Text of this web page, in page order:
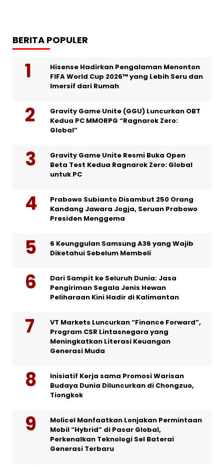
BERITA POPULER
Hisense Hadirkan Pengalaman Menonton
FIFA World Cup 2026™ yang Lebih Seru dan
Imersif dari Rumah
Gravity Game Unite (GGU) Luncurkan OBT
Kedua PC MMORPG “Ragnarok Zero:
Global”
Gravity Game Unite Resmi Buka Open
Beta Test Kedua Ragnarok Zero: Global
untuk PC
Prabowo Subianto Disambut 250 Orang
Kandang Jawara Jogja, Seruan Prabowo
Presiden Menggema
6 Keunggulan Samsung A36 yang Wajib
Diketahui Sebelum Membeli
Dari Sampit ke Seluruh Dunia: Jasa
Pengiriman Segala Jenis Hewan
Peliharaan Kini Hadir di Kalimantan
VT Markets Luncurkan “Finance Forward”,
Program CSR Lintasnegara yang
Meningkatkan Literasi Keuangan
Generasi Muda
Inisiatif Kerja sama Promosi Warisan
Budaya Dunia Diluncurkan di Chongzuo,
Tiongkok
Molicel Manfaatkan Lonjakan Permintaan
Mobil “Hybrid” di Pasar Global,
Perkenalkan Teknologi Sel Baterai
Generasi Terbaru